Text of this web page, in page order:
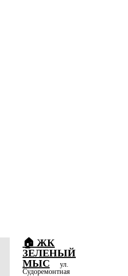
🏠 ЖК
ЗЕЛЕНЫЙ
МЫС
ул.
Судоремонтная